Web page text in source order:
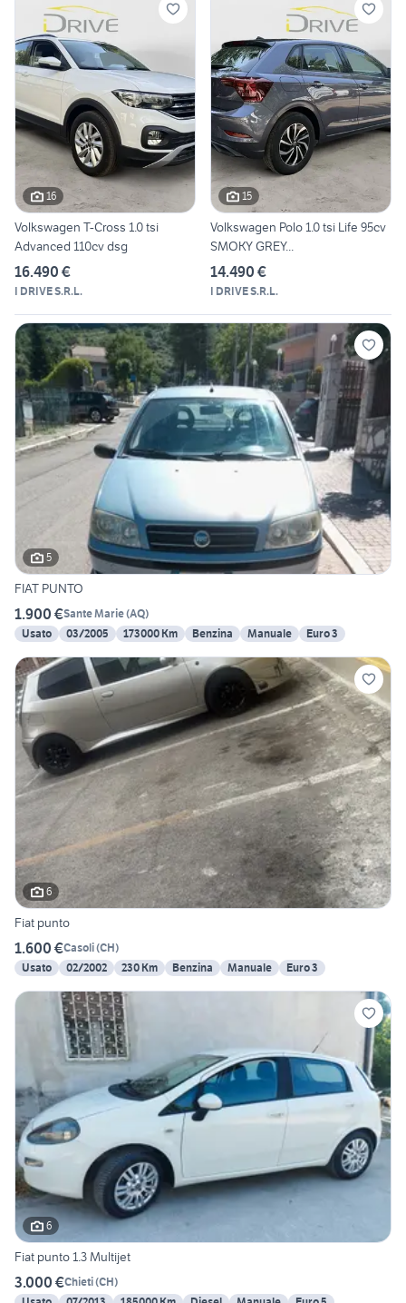
16
Volkswagen T-Cross 1.0 tsi
Advanced 110cv dsg
16.490 €
I DRIVE S.R.L.
15
Volkswagen Polo 1.0 tsi Life 95cv
SMOKY GREY...
14.490 €
I DRIVE S.R.L.
5
FIAT PUNTO
1.900 €Sante Marie(AQ)
Usato
03/2005 173000 Km Benzina Manuale Euro 3
6
Fiat punto
1.600 €Casoli(CH)
Usato
02/2002 230 Km Benzina Manuale Euro 3
6
Fiat punto 1.3 Multijet
3.000 €Chieti(CH)